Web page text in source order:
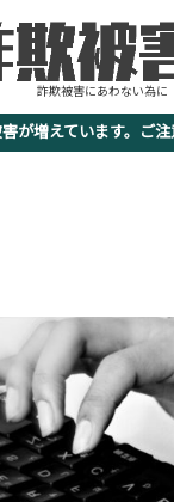
詐欺被害にあわない為に
害が増えていま